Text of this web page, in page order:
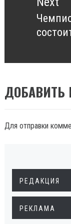
Next
post:
ДОБАВИТЬ
Для отправки
РЕДАКЦИЯ
РЕКЛАМА